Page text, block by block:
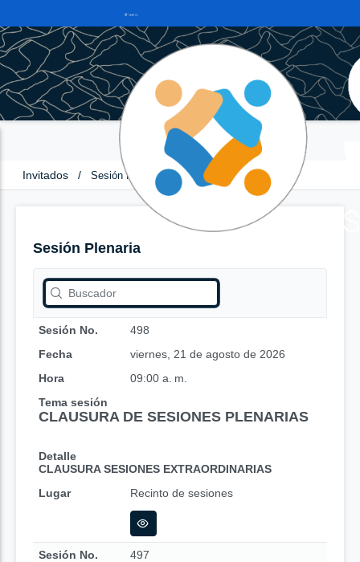
Invitados / Sesión Plenaria
Sesión Plenaria
Sesión No.
498
Fecha
viernes, 21 de agosto de 2026
Hora
09:00 a. m.
Tema sesión
CLAUSURA DE SESIONES PLENARIAS
Detalle
CLAUSURA SESIONES EXTRAORDINARIAS
Lugar
Recinto de sesiones
Sesión No.
497